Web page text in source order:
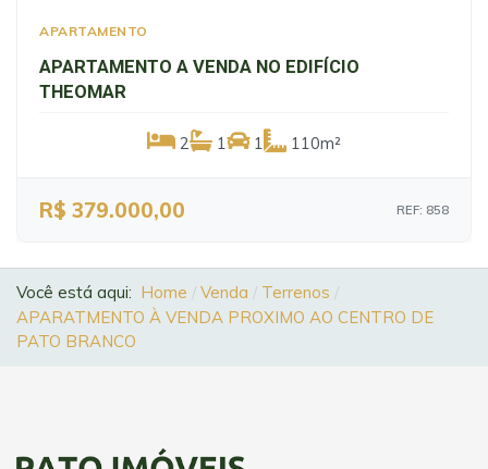
APARTAMENTO
APARTAMENTO A VENDA NO EDIFÍCIO
THEOMAR
2 1 1 110m²
R$ 379.000,00 REF: 858
Você está aqui: Home Venda
Terrenos
APARATMENTO À VENDA PROXIMO AO CENTRO DE
PATO BRANCO